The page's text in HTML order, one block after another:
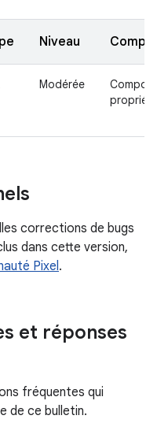
Niveau
Modérée
corrections de bugs
dans cette version,
Pixel.
et réponses
fréquentes qui
de ce bulletin.